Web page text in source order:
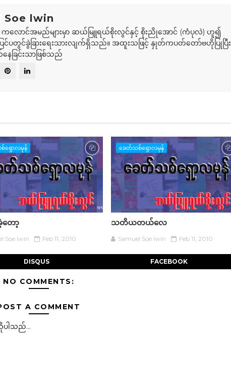
Soe lwin
း ကလောင်အမည်များမှာ ဆယ်မြူရယ်စိုးလွင်နှင့် စိုးညိုအောင် (ကံပုလဲ) ဟူ၍
င်ပတွင်ခွဲခြားရေးသားလျက်ရှိသည်။ အထူးသဖြင့် နှုတ်ကပတ်တော်ဗဟိုပြုပြီး
ြင်းသာဖြစ်သည်
ရှောလမုန်
တော့
Soe lwin Feb 11, 2010
ခေတ်သစ်ရှောလမုန်
သတိယတယ်လေ
Samuel Soe lwin Feb 11, 2010
DISQUS FACEBOOK
NO COMMENTS:
A COMMENT
ပါသည်...